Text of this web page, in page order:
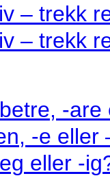
– trekk
– trekk
-are
-e eller
eller -